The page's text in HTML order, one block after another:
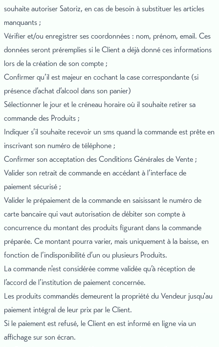
souhaite autoriser Satoriz, en cas de besoin à substituer les articles
manquants ;
Vérifier et/ou enregistrer ses coordonnées : nom, prénom, email. Ces
données seront préremplies si le Client a déjà donné ces informations
lors de la création de son compte ;
Confirmer qu’il est majeur en cochant la case correspondante (si
présence d’achat d’alcool dans son panier)
Sélectionner le jour et le créneau horaire où il souhaite retirer sa
commande des Produits ;
Indiquer s’il souhaite recevoir un sms quand la commande est prête en
inscrivant son numéro de téléphone ;
Confirmer son acceptation des Conditions Générales de Vente ;
Valider son retrait de commande en accédant à l’interface de
paiement sécurisé ;
Valider le prépaiement de la commande en saisissant le numéro de
carte bancaire qui vaut autorisation de débiter son compte à
concurrence du montant des produits figurant dans la commande
préparée. Ce montant pourra varier, mais uniquement à la baisse, en
fonction de l’indisponibilité d’un ou plusieurs Produits.
La commande n'est considérée comme validée qu’à réception de
l’accord de l’institution de paiement concernée.
Les produits commandés demeurent la propriété du Vendeur jusqu'au
paiement intégral de leur prix par le Client.
Si le paiement est refusé, le Client en est informé en ligne via un
affichage sur son écran.